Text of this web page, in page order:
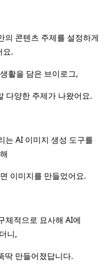
의 콘텐츠 주제를 설정하게
요.
활을 담은 브이로그,
다양한 주제가 나왔어요.
는 AI 이미지 생성 도구를
이미지를 만들었어요.
체적으로 묘사해 AI에
니,
딱 만들어졌답니다.